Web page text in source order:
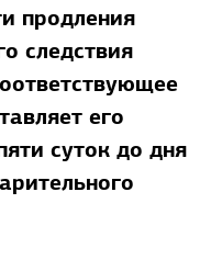
продления
следствия
его
суток до дня